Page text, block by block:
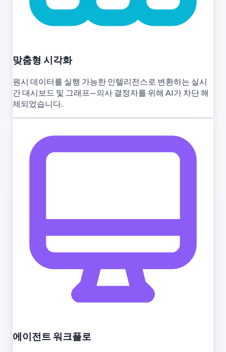
맞춤형 시각화
원시 데이터를 실행 가능한 인텔리전스로 변환하는 실시
간 대시보드 및 그래프—의사 결정자를 위해 AI가 차단 해
제되었습니다.
에이전트 워크플로